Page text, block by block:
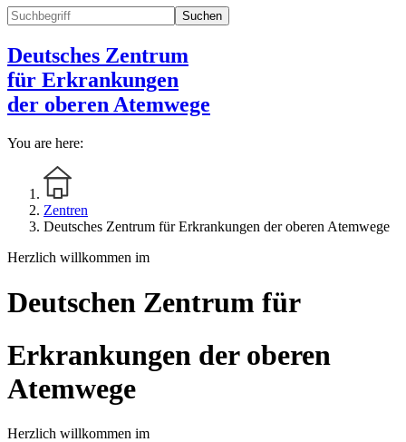
Suchen
Deutsches Zentrum
für Erkrankungen
der oberen Atemwege
You are here:
Zentren
Deutsches Zentrum für Erkrankungen der oberen Atemwege
Herzlich willkommen im
Deutschen Zentrum für
Erkrankungen der oberen
Atemwege
Herzlich willkommen im